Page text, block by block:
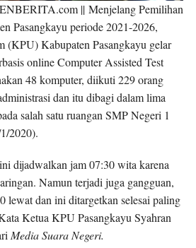
|| Menjelang Pemilihan
Pasangkayu periode 2021-2026,
(KPU) Kabupaten Pasangkayu gelar
online Computer Assisted Test
48 komputer, diikuti 229 orang
dan itu dibagi dalam lima
salah satu ruangan SMP Negeri 1
2020).
dijadwalkan jam 07:30 wita karena
Namun terjadi juga gangguan,
lewat dan ini ditargetkan selesai paling
Ketua KPU Pasangkayu Syahran
Media Suara Negeri.